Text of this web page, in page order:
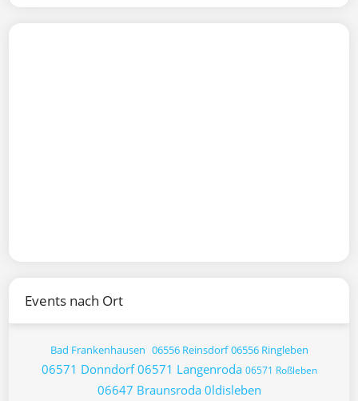
Events nach Ort
Bad Frankenhausen 06556 Reinsdorf 06556 Ringleben
06571 Donndorf 06571 Langenroda 06571 Roßleben
06647 Braunsroda 0ldisleben